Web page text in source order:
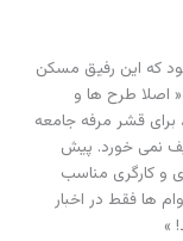
که این رفیق مسکن
اصلا طرح ها و
قشر مرفه جامعه
درد قشر ضعیف نمی خورد. پیش
و کارگری مناسب
ها فقط در اخبار
»